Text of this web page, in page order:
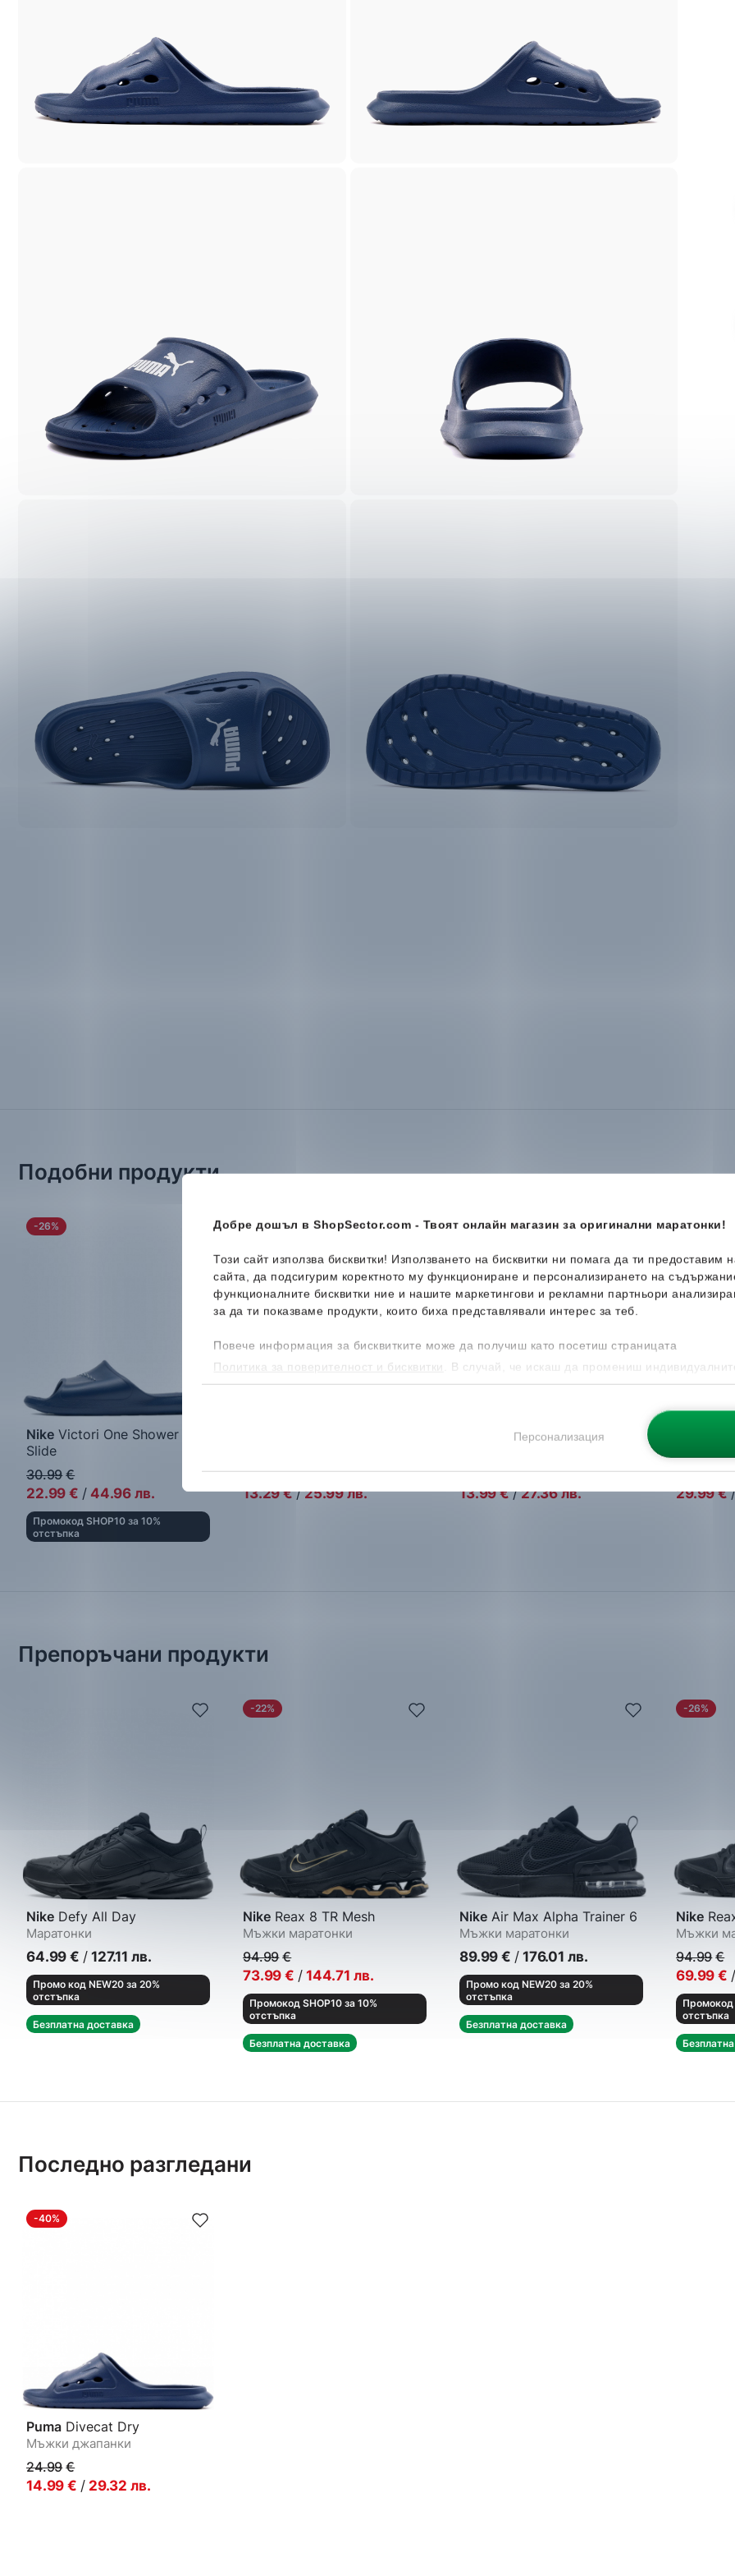
Добре дошъл в ShopSector.com - Твоят онлайн магазин за оригинални маратонки!
Този сайт използва бисквитки! Използването на бисквитки ни помага да ти предоставим
сайта, да подсигурим коректното му функциониране и персонализирането на
функционалните бисквитки ние и нашите маркетингови и рекламни партньори
за да ти показваме продукти, които биха представлявали интерес за теб.
Повече информация за бисквитките може да получиш като посетиш страницата
Политика за поверителност и бисквитки
. В случай, че искаш да промениш
бисквитките, можеш да го направиш от опцията за Персонализация.
Персонализация
Подобни продукти
-26%
Nike Victori One Shower
Slide
Мъжки джапанки
30.99 €
22.99 € / 44.96 лв.
Промокод SHOP10 за 10%
отстъпка
-42%
Мъжки джапанки
23.00 €
13.29 € / 25.99 лв.
-44%
Morro Bay Spiro
24.99 €
13.99 € / 27.36 лв.
-35%
45.99 €
29.99 € /
Препоръчани продукти
Nike Defy All Day
Маратонки
64.99 € / 127.11 лв.
Промо код NEW20 за 20%
отстъпка
Безплатна доставка
-22%
Nike Reax 8 TR Mesh
Мъжки маратонки
94.99 €
73.99 € / 144.71 лв.
Промокод SHOP10 за 10%
отстъпка
Безплатна доставка
Nike Air Max Alpha Trainer 6
Мъжки маратонки
89.99 € / 176.01 лв.
Промо код NEW20 за 20%
отстъпка
Безплатна доставка
-26%
Nike
Мъжки
94.99 €
69.99 € /
Промокод
отстъпка
Последно разгледани
-40%
Puma Divecat Dry
Мъжки джапанки
24.99 €
14.99 € / 29.32 лв.